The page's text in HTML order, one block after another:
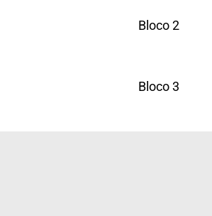
Bloco 2
Bloco 3